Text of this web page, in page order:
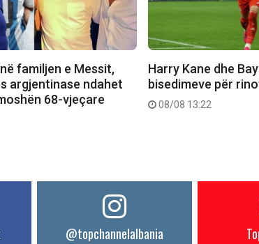
familjen e Messit,
argjentinase ndahet
68-vjeçare
Harry Kane dhe
bisedimeve për
08/08 13:22
@topchannelalbania